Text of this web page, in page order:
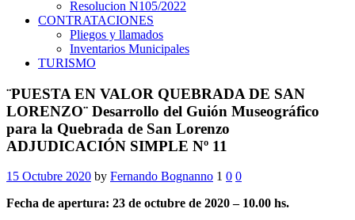
Resolucion N105/2022
CONTRATACIONES
Pliegos y llamados
Inventarios Municipales
TURISMO
¨PUESTA EN VALOR QUEBRADA DE SAN
LORENZO¨ Desarrollo del Guión Museográfico
para la Quebrada de San Lorenzo
ADJUDICACIÓN SIMPLE Nº 11
15 Octubre 2020 by Fernando Bognanno 1 0 0
Fecha de apertura: 23 de octubre de 2020 – 10.00 hs.